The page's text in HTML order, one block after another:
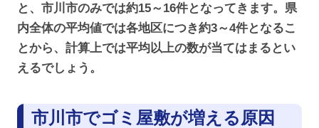
と、市川市のみでは約15～16件となってきます。県
内全体の平均値では各地区につき約3～4件となるこ
とから、計算上では平均以上の数が当てはまるとい
えるでしょう。
市川市でゴミ屋敷が増える原因